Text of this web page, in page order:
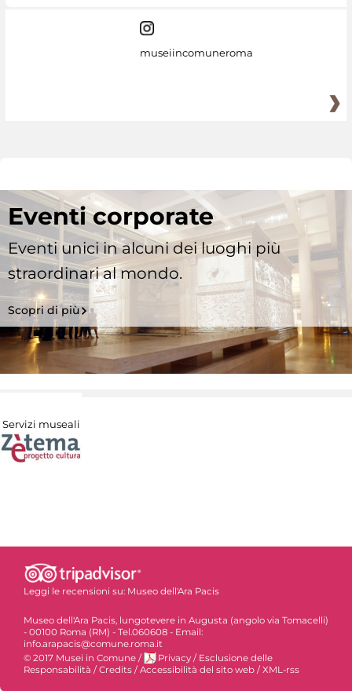
museiincomuneroma
Eventi corporate
Eventi unici in alcuni dei luoghi più
straordinari al mondo.
Scopri di più
Servizi museali
Leggi le recensioni su: Museo dell'Ara Pacis
Museo dell'Ara Pacis, lungotevere in Augusta (angolo via Tomacelli)
- 00100 Roma (RM) - Tel.060608 - Email:
info.arapacis@comune.roma.it
© 2017 Musei in Comune / Privacy / Esclusione delle
Responsabilità / Credits / Accessibilità del sito web / XML-rss